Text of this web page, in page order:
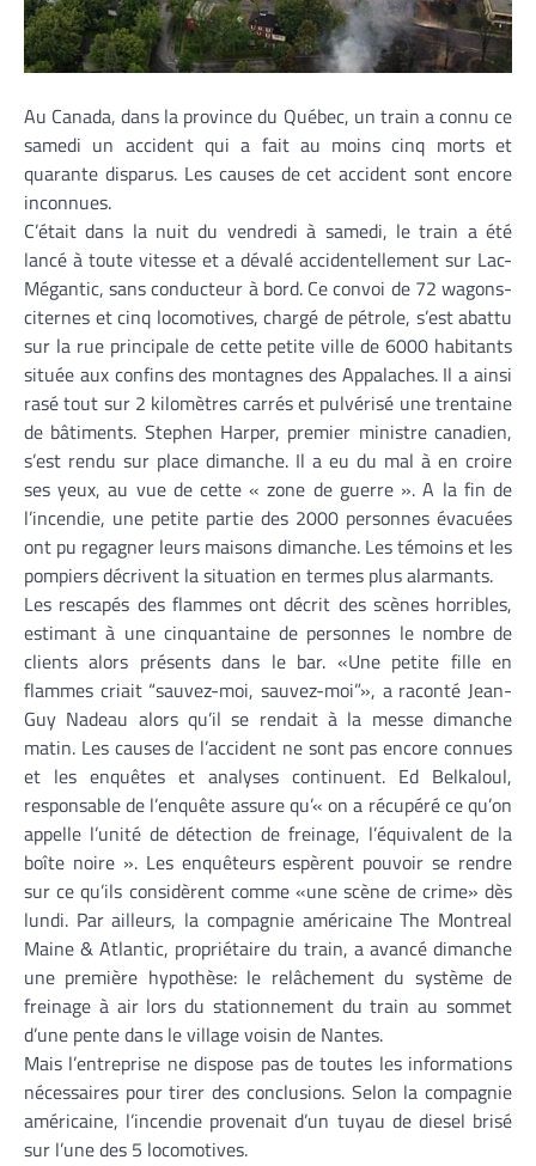
Au Canada, dans la province du Québec, un train a connu ce
samedi un accident qui a fait au moins cinq morts et
quarante disparus. Les causes de cet accident sont encore
inconnues.
C’était dans la nuit du vendredi à samedi, le train a été
lancé à toute vitesse et a dévalé accidentellement sur Lac-
Mégantic, sans conducteur à bord. Ce convoi de 72 wagons-
citernes et cinq locomotives, chargé de pétrole, s’est abattu
sur la rue principale de cette petite ville de 6000 habitants
située aux confins des montagnes des Appalaches. Il a ainsi
rasé tout sur 2 kilomètres carrés et pulvérisé une trentaine
de bâtiments. Stephen Harper, premier ministre canadien,
s’est rendu sur place dimanche. Il a eu du mal à en croire
ses yeux, au vue de cette « zone de guerre ». A la fin de
l’incendie, une petite partie des 2000 personnes évacuées
ont pu regagner leurs maisons dimanche. Les témoins et les
pompiers décrivent la situation en termes plus alarmants.
Les rescapés des flammes ont décrit des scènes horribles,
estimant à une cinquantaine de personnes le nombre de
clients alors présents dans le bar. «Une petite fille en
flammes criait “sauvez-moi, sauvez-moi”», a raconté Jean-
Guy Nadeau alors qu’il se rendait à la messe dimanche
matin. Les causes de l’accident ne sont pas encore connues
et les enquêtes et analyses continuent. Ed Belkaloul,
responsable de l’enquête assure qu’« on a récupéré ce qu’on
appelle l’unité de détection de freinage, l’équivalent de la
boîte noire ». Les enquêteurs espèrent pouvoir se rendre
sur ce qu’ils considèrent comme «une scène de crime» dès
lundi. Par ailleurs, la compagnie américaine The Montreal
Maine & Atlantic, propriétaire du train, a avancé dimanche
une première hypothèse: le relâchement du système de
freinage à air lors du stationnement du train au sommet
d’une pente dans le village voisin de Nantes.
Mais l’entreprise ne dispose pas de toutes les informations
nécessaires pour tirer des conclusions. Selon la compagnie
américaine, l’incendie provenait d’un tuyau de diesel brisé
sur l’une des 5 locomotives.